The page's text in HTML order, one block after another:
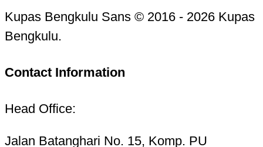
Kupas Bengkulu Sans © 2016 - 2026 Kupas
Bengkulu.
Contact Information
Head Office:
Jalan Batanghari No. 15, Komp. PU